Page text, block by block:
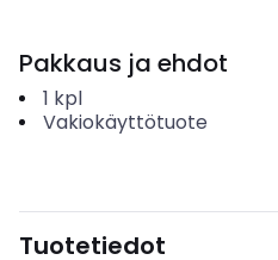
Pakkaus ja ehdot
1 kpl
Vakiokäyttötuote
Tuotetiedot